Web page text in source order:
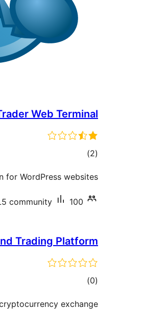
Web Terminal
(2 مجموع)
for WordPress websites
community 100+ نصب فعال
Trading Platform
(0 مجموع)
exchange